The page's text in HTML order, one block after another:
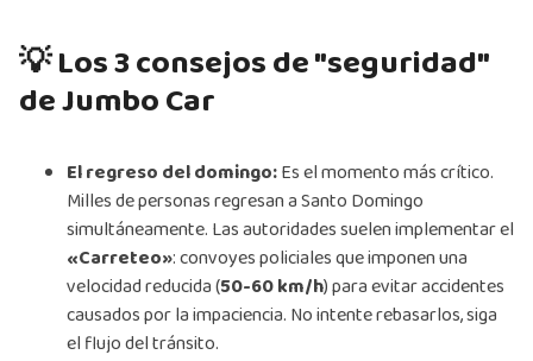
💡 Los 3 consejos de "seguridad"
de Jumbo Car
El regreso del domingo:Es el momento más crítico.
Milles de personas regresan a Santo Domingo
simultáneamente. Las autoridades suelen implementar el
«Carreteo»: convoyes policiales que imponen una
velocidad reducida (50-60 km/h) para evitar accidentes
causados por la impaciencia. No intente rebasarlos, siga
el flujo del tránsito.